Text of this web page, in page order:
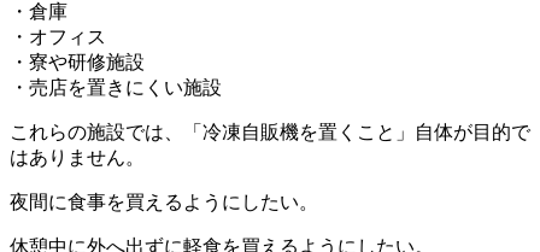
・倉庫
・オフィス
・寮や研修施設
・売店を置きにくい施設
これらの施設では、「冷凍自販機を置くこと」自体が目的で
はありません。
夜間に食事を買えるようにしたい。
休憩中に外へ出ずに軽食を買えるようにしたい。